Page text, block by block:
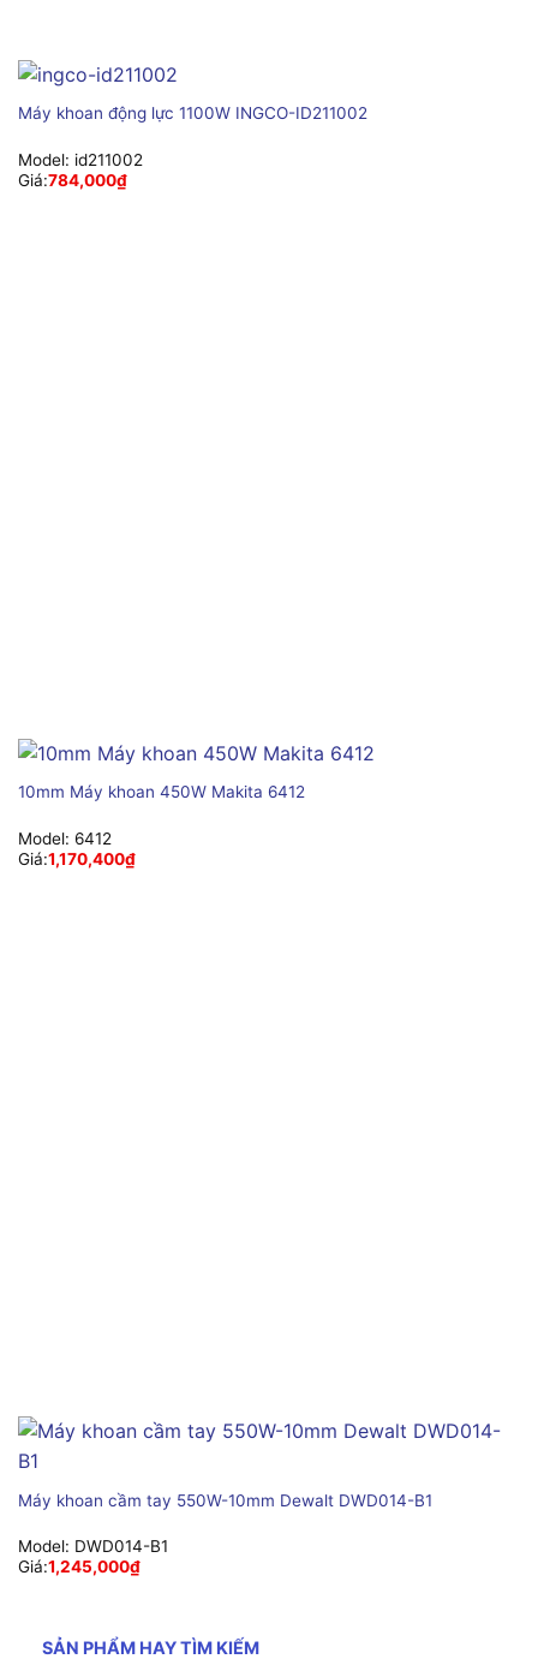
Máy khoan động lực 1100W INGCO-ID211002
Model: id211002
Giá:784,000₫
10mm Máy khoan 450W Makita 6412
Model: 6412
Giá:1,170,400₫
Máy khoan cầm tay 550W-10mm Dewalt DWD014-B1
Model: DWD014-B1
Giá:1,245,000₫
SẢN PHẨM HAY TÌM KIẾM